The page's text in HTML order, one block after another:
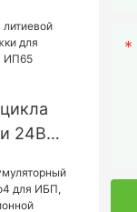
24В